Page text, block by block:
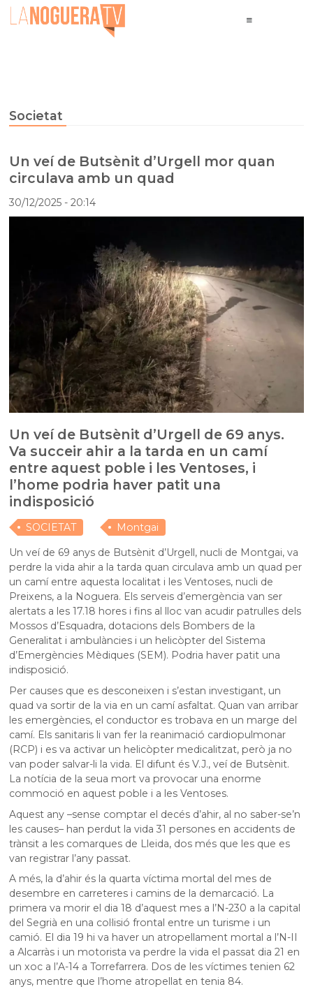
Societat
Un veí de Butsènit d’Urgell mor quan
circulava amb un quad
30/12/2025- 20:14
Un veí de Butsènit d’Urgell de 69 anys.
Va succeir ahir a la tarda en un camí
entre aquest poble i les Ventoses, i
l’home podria haver patit una
indisposició
SOCIETAT
Montgai
Un veí de 69 anys de Butsènit d’Urgell, nucli de Montgai, va
perdre la vida ahir a la tarda quan circulava amb un quad per
un camí entre aquesta localitat i les Ventoses, nucli de
Preixens, a la Noguera. Els serveis d’emergència van ser
alertats a les 17.18 hores i fins al lloc van acudir patrulles dels
Mossos d’Esquadra, dotacions dels Bombers de la
Generalitat i ambulàncies i un helicòpter del Sistema
d’Emergències Mèdiques (SEM). Podria haver patit una
indisposició.
Per causes que es desconeixen i s’estan investigant, un
quad va sortir de la via en un camí asfaltat. Quan van arribar
les emergències, el conductor es trobava en un marge del
camí. Els sanitaris li van fer la reanimació cardiopulmonar
(RCP) i es va activar un helicòpter medicalitzat, però ja no
van poder salvar-li la vida. El difunt és V.J., veí de Butsènit.
La notícia de la seua mort va provocar una enorme
commoció en aquest poble i a les Ventoses.
Aquest any –sense comptar el decés d’ahir, al no saber-se’n
les causes– han perdut la vida 31 persones en accidents de
trànsit a les comarques de Lleida, dos més que les que es
van registrar l’any passat.
A més, la d’ahir és la quarta víctima mortal del mes de
desembre en carreteres i camins de la demarcació. La
primera va morir el dia 18 d’aquest mes a l’N-230 a la capital
del Segrià en una col·lisió frontal entre un turisme i un
camió. El dia 19 hi va haver un atropellament mortal a l’N-II
a Alcarràs i un motorista va perdre la vida el passat dia 21 en
un xoc a l’A-14 a Torrefarrera. Dos de les víctimes tenien 62
anys, mentre que l’home atropellat en tenia 84.